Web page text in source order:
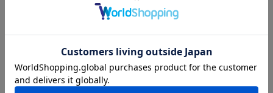
〇目に入ったときはこすらず直ちに洗い流してくださ
い。目に異物感が残る場合は眼科医にご相談くださ
〇極端に高温または低温の場所、直射日光のあたる場